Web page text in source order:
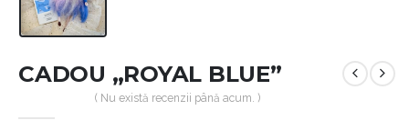
CADOU „ROYAL BLUE”
( Nu există recenzii până acum. )